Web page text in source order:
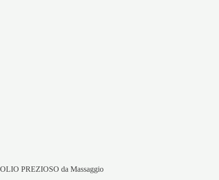
OLIO PREZIOSO da Massaggio